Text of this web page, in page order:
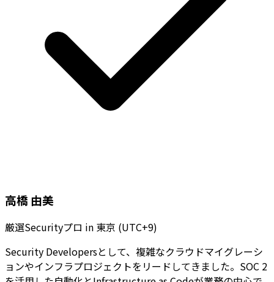
高橋 由美
厳選Securityプロ in 東京 (UTC+9)
Security Developersとして、複雑なクラウドマイグレーシ
ョンやインフラプロジェクトをリードしてきました。SOC 2